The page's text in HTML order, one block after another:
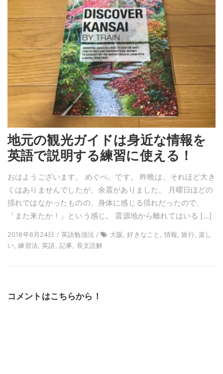
地元の観光ガイドは身近な情報を
英語で説明する練習に使える！
おはようございます。 めぐぺ。です。 昨晩は、それほど大き
くはありませんでしたが、余震がありました。 月曜日ほどの
揺れではなかったものの、身体に感じる揺れだったので、
「また来たか！」という感じ。 震源地から離れてはいる […]
2018年6月24日 / 英語勉強法 /
大阪, 好きなこと, 情報, 旅行, 楽し
い, 練習法, 英語, 記事, 長文読解
コメントはこちらから！